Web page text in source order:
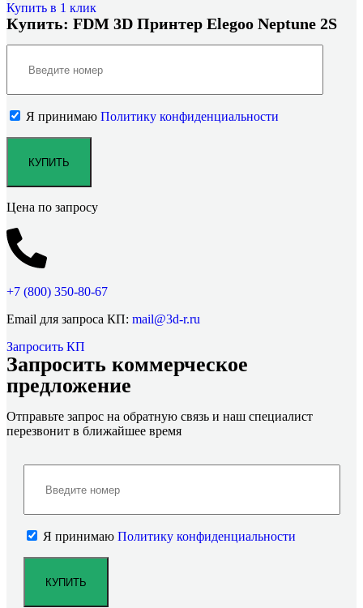
Купить в 1 клик
Купить: FDM 3D Принтер Elegoo Neptune 2S
Я принимаю Политику конфиденциальности
Цена по запросу
+7 (800) 350-80-67
Email для запроса КП: mail@3d-r.ru
Запросить КП
Запросить коммерческое
предложение
Отправьте запрос на обратную связь и наш специалист
перезвонит в ближайшее время
Я принимаю Политику конфиденциальности